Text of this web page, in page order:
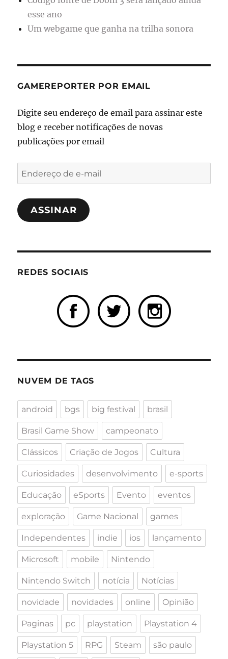
esse ano
Um webgame que ganha na trilha sonora
GAMEREPORTER POR EMAIL
Digite seu endereço de email para assinar este
blog e receber notificações de novas
publicações por email
Endereço
de
e-
mailASSINAR
REDES SOCIAIS
NUVEM DE TAGS
android bgs big festival brasil
Brasil Game Show campeonato
Clássicos Criação de Jogos Cultura
Curiosidades desenvolvimento e-sports
Educação eSports Evento eventos
exploração Game Nacional games
Independentes indie ios lançamento
Microsoft mobile Nintendo
Nintendo Switch notícia Notícias
novidade novidades online Opinião
Paginas pc playstation Playstation 4
Playstation 5 RPG Steam são paulo